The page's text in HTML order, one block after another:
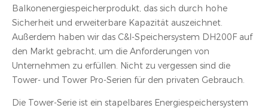
Balkonenergiespeicherprodukt, das sich durch hohe
Sicherheit und erweiterbare Kapazität auszeichnet.
Außerdem haben wir das C&I-Speichersystem DH200F auf
den Markt gebracht, um die Anforderungen von
Unternehmen zu erfüllen. Nicht zu vergessen sind die
Tower- und Tower Pro-Serien für den privaten Gebrauch.
Die Tower-Serie ist ein stapelbares Energiespeichersystem